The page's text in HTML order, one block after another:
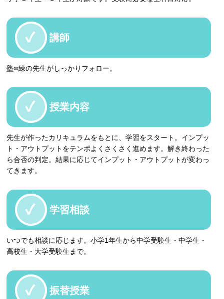
講師
塾∞練の先生がしっかりフォロー。
授業内容
先生が作ったカリキュラムをもとに、学習をスタート。インプッ
ト・アウトプットをテンポよくさくさく進めます。解き終わった
ら合否の判定。結果に応じてインプット・アウトプットが変わっ
てきます。
学習相談
いつでも相談に応じます。小学1年生から中学受験生・中学生・
高校生・大学受験生まで。
振替授業